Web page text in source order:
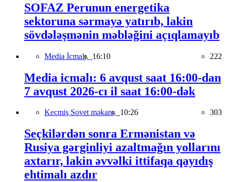
SOFAZ Perunun energetika
sektoruna sərmayə yatırıb, lakin
sövdələşmənin məbləğini açıqlamayıb
Media İcmalı, 16:10 222
Media icmalı: 6 avqust saat 16:00-dan
7 avqust 2026-cı il saat 16:00-dək
Keçmiş Sovet məkanı, 10:26 303
Seçkilərdən sonra Ermənistan və
Rusiya gərginliyi azaltmağın yollarını
axtarır, lakin əvvəlki ittifaqa qayıdış
ehtimalı azdır